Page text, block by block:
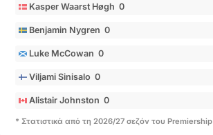
Kasper Waarst Høgh 0
Benjamin Nygren 0
Luke McCowan 0
Viljami Sinisalo 0
Alistair Johnston 0
* Στατιστικά από τη 2026/27 σεζόν του Premiership